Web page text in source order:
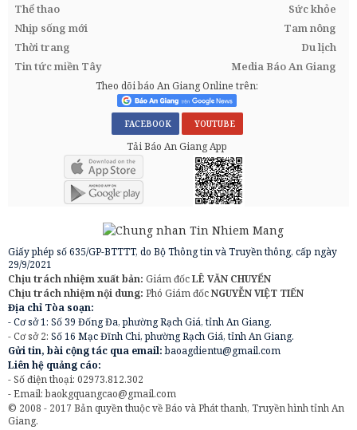
Thể thao
Sức khỏe
Nhịp sống mới
Tam nông
Thời trang
Du lịch
Tin tức miền Tây
Media Báo An Giang
Theo dõi báo An Giang Online trên:
FACEBOOK YOUTUBE
Tải Báo An Giang App
Giấy phép số 635/GP-BTTTT, do Bộ Thông tin và Truyền thông, cấp ngày
29/9/2021
Chịu trách nhiệm xuất bản: Giám đốcLÊ VĂN CHUYỂN
Chịu trách nhiệm nội dung: Phó Giám đốcNGUYỄN VIỆT TIẾN
Địa chỉ Tòa soạn:
- Cơ sở 1: Số 39 Đống Đa, phường Rạch Giá, tỉnh An Giang.
- Cơ sở 2: Số 16 Mạc Đĩnh Chi, phường Rạch Giá, tỉnh An Giang.
Gửi tin, bài cộng tác qua email:baoagdientu@gmail.com
Liên hệ quảng cáo:
- Số điện thoại: 02973.812.302
- Email:baokgquangcao@gmail.com
© 2008 - 2017 Bản quyền thuộc về Báo và Phát thanh, Truyền hình tỉnh An
Giang.